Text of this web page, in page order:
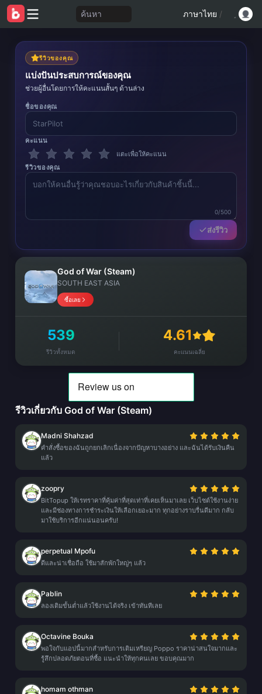
ค้นหา ภาษาไทย /
รีวิวของคุณ
แบ่งปันประสบการณ์ของคุณ
ช่วยผู้อื่นโดยการให้คะแนนสั้นๆ ด้านล่าง
ชื่อของคุณ
คะแนน
แตะเพื่อให้คะแนน
รีวิวของคุณ
0/500
ส่งรีวิว
God of War (Steam)
SOUTH EAST ASIA
ซื้อเลย
539
รีวิวทั้งหมด
4.61
คะแนนเฉลี่ย
รีวิวเกี่ยวกับ God of War (Steam)
Madni Shahzad
คำสั่งซื้อของฉันถูกยกเลิกเนื่องจากปัญหาบางอย่าง และฉันได้รับเงินคืน
แล้ว
zoopry
BitTopup ให้เรทราคาที่คุ้มค่าที่สุดเท่าที่เคยเห็นมาเลย เว็บไซต์ใช้งานง่าย
และมีช่องทางการชำระเงินให้เลือกเยอะมาก ทุกอย่างราบรื่นดีมาก กลับ
มาใช้บริการอีกแน่นอนครับ!
perpetual Mpofu
ดีและน่าเชื่อถือ ใช้มาสักพักใหญ่ๆ แล้ว
Pablin
ลองเติมขั้นต่ำแล้วใช้งานได้จริง เข้าทันทีเลย
Octavine Bouka
พอใจกับแอปนี้มากสำหรับการเติมเหรียญ Poppo ราคาน่าสนใจมากและ
รู้สึกปลอดภัยตอนที่ซื้อ แนะนำให้ทุกคนเลย ขอบคุณมาก
homam othman